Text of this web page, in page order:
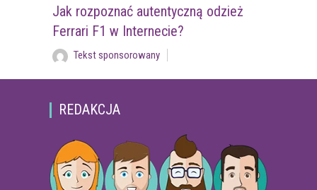
Jak rozpoznać autentyczną odzież
Ferrari F1 w Internecie?
Tekst sponsorowany
REDAKCJA